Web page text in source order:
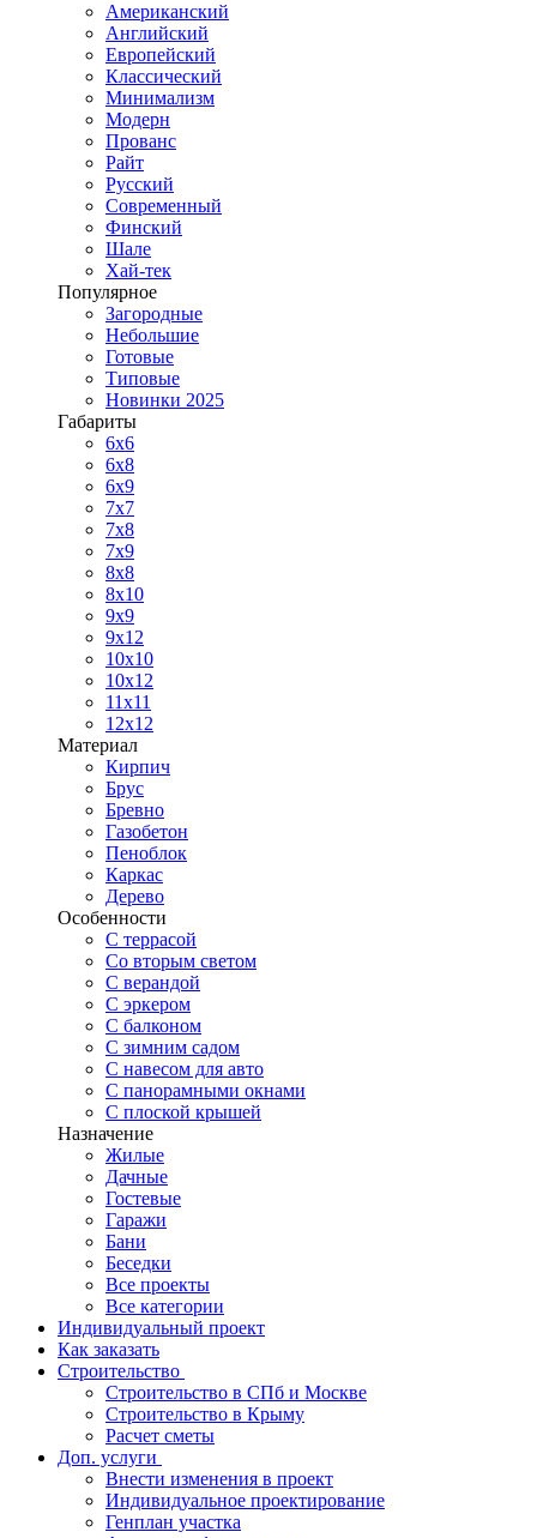
Американский
Английский
Европейский
Классический
Минимализм
Модерн
Прованс
Райт
Русский
Современный
Финский
Шале
Хай-тек
Популярное
Загородные
Небольшие
Готовые
Типовые
Новинки 2025
Габариты
6x6
6x8
6x9
7x7
7x8
7x9
8x8
8x10
9x9
9x12
10x10
10x12
11x11
12x12
Материал
Кирпич
Брус
Бревно
Газобетон
Пеноблок
Каркас
Дерево
Особенности
С террасой
Со вторым светом
С верандой
С эркером
С балконом
С зимним садом
С навесом для авто
С панорамными окнами
С плоской крышей
Назначение
Жилые
Дачные
Гостевые
Гаражи
Бани
Беседки
Все проекты
Все категории
Индивидуальный проект
Как заказать
Строительство
Строительство в СПб и Москве
Строительство в Крыму
Расчет сметы
Доп. услуги
Внести изменения в проект
Индивидуальное проектирование
Генплан участка